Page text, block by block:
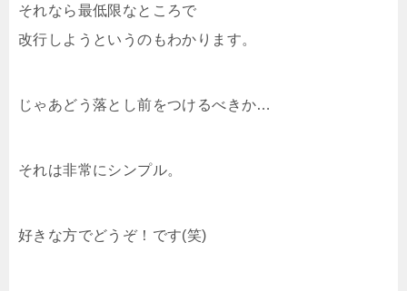
それなら最低限なところで
改行しようというのもわかります。
じゃあどう落とし前をつけるべきか…
それは非常にシンプル。
好きな方でどうぞ！です(笑)